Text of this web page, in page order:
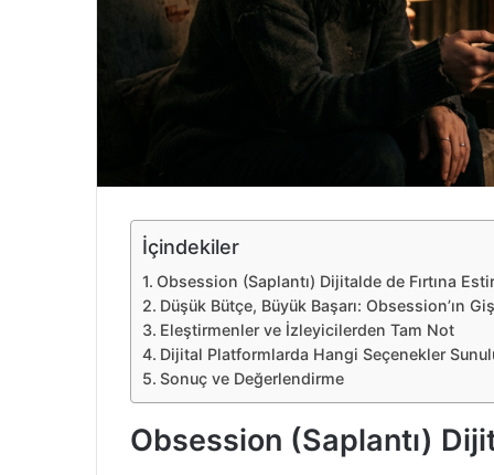
İçindekiler
Obsession (Saplantı) Dijitalde de Fırtına
Düşük Bütçe, Büyük Başarı: Obsession’ın
Eleştirmenler ve İzleyicilerden Tam Not
Dijital Platformlarda Hangi Seçenekler
Sonuç ve Değerlendirme
Obsession (Saplantı)